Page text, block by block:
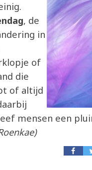
, de
in
of
die
of altijd
mensen een